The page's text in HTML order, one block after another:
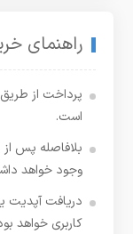
راهنمای
پرداخت از
است.
بلافاصله پس
وجود خواهد
دریافت آپدیت
کاربری خواهد